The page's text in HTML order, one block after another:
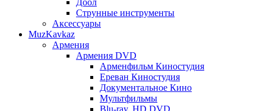
Доол
Струнные инструменты
Аксессуары
MuzKavkaz
Армения
Армения DVD
Арменфильм Киностудия
Ереван Киностудия
Документальное Кино
Мультфильмы
Blu-ray. HD DVD